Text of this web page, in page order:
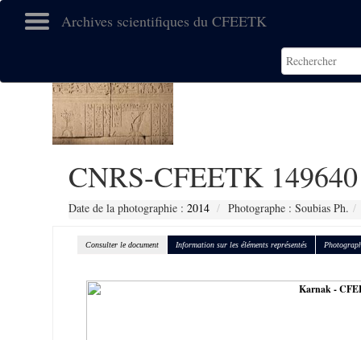
Archives scientifiques du CFEETK
CNRS-CFEETK 149640
Date de la photographie : 2014 Photographe : Soubias Ph.
Consulter le document Information sur les éléments représentés